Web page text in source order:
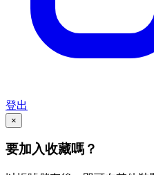
登出
×
要加入收藏嗎？